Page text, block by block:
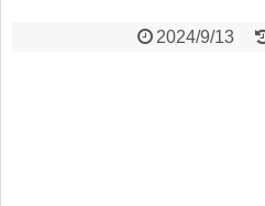
2024/9/13